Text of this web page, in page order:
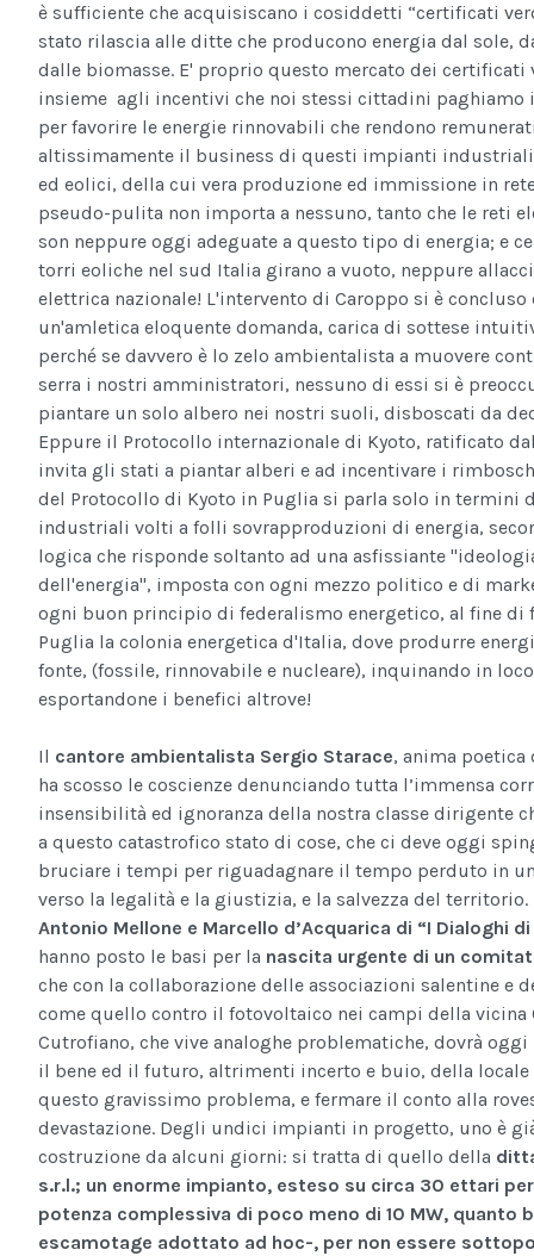
è sufficiente che acquisiscano i cosiddetti “certificati
stato rilascia alle ditte che producono energia dal sole,
dalle biomasse. E' proprio questo mercato dei certificati
insieme agli incentivi che noi stessi cittadini paghiamo
per favorire le energie rinnovabili che rendono
altissimamente il business di questi impianti
ed eolici, della cui vera produzione ed immissione in
pseudo-pulita non importa a nessuno, tanto che le reti
son neppure oggi adeguate a questo tipo di energia; e
torri eoliche nel sud Italia girano a vuoto, neppure
elettrica nazionale! L'intervento di Caroppo si è concluso
un'amletica eloquente domanda, carica di sottese
perché se davvero è lo zelo ambientalista a muovere
serra i nostri amministratori, nessuno di essi si è
piantare un solo albero nei nostri suoli, disboscati da
Eppure il Protocollo internazionale di Kyoto, ratificato
invita gli stati a piantar alberi e ad incentivare i
del Protocollo di Kyoto in Puglia si parla solo in termini
industriali volti a folli sovrapproduzioni di energia,
logica che risponde soltanto ad una asfissiante
dell'energia", imposta con ogni mezzo politico e di
ogni buon principio di federalismo energetico, al fine di
Puglia la colonia energetica d'Italia, dove produrre
fonte, (fossile, rinnovabile e nucleare), inquinando in
esportandone i benefici altrove!
Il cantore ambientalista Sergio Starace, anima poetica
ha scosso le coscienze denunciando tutta l’immensa
insensibilità ed ignoranza della nostra classe dirigente
a questo catastrofico stato di cose, che ci deve oggi
bruciare i tempi per riguadagnare il tempo perduto in
verso la legalità e la giustizia, e la salvezza del territorio.
Antonio Mellone e Marcello d’Acquarica di “I Dialoghi di
hanno posto le basi per la nascita urgente di un
che con la collaborazione delle associazioni salentine e
come quello contro il fotovoltaico nei campi della vicina
Cutrofiano, che vive analoghe problematiche, dovrà
il bene ed il futuro, altrimenti incerto e buio, della
questo gravissimo problema, e fermare il conto alla
devastazione. Degli undici impianti in progetto, uno è
costruzione da alcuni giorni: si tratta di quello della
s.r.l.; un enorme impianto, esteso su circa 30 ettari
potenza complessiva di poco meno di 10 MW, quanto
escamotage adottato ad hoc-, per non essere